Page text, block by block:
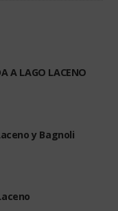
A LAGO LACENO
y Bagnoli